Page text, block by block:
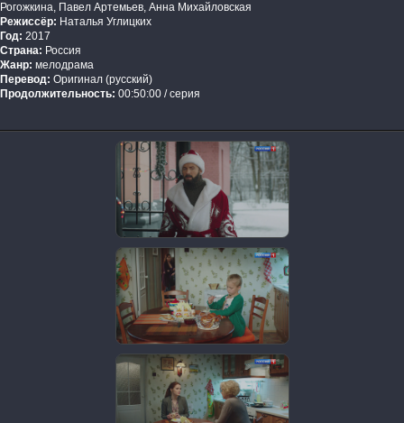
Рогожкина, Павел Артемьев, Анна Михайловская
Режиссёр: Наталья Углицких
Год: 2017
Страна: Россия
Жанр: мелодрама
Перевод: Оригинал (русский)
Продолжительность: 00:50:00 / серия